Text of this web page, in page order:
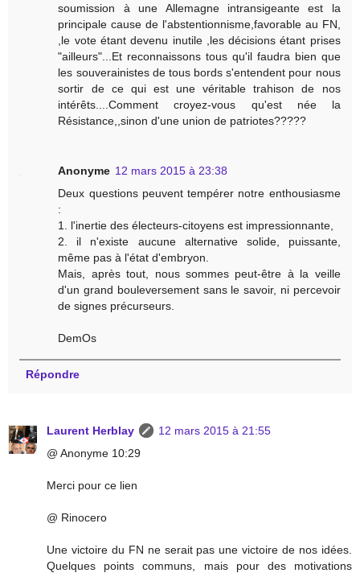
soumission à une Allemagne intransigeante est la
principale cause de l'abstentionnisme,favorable au FN,
,le vote étant devenu inutile ,les décisions étant prises
"ailleurs"...Et reconnaissons tous qu'il faudra bien que
les souverainistes de tous bords s'entendent pour nous
sortir de ce qui est une véritable trahison de nos
intérêts....Comment croyez-vous qu'est née la
Résistance,,sinon d'une union de patriotes?????
Anonyme 12 mars 2015 à 23:38
Deux questions peuvent tempérer notre enthousiasme
:
1. l'inertie des électeurs-citoyens est impressionnante,
2. il n'existe aucune alternative solide, puissante,
même pas à l'état d'embryon.
Mais, après tout, nous sommes peut-être à la veille
d'un grand bouleversement sans le savoir, ni percevoir
de signes précurseurs.
DemOs
Répondre
Laurent Herblay
12 mars 2015 à 21:55
@ Anonyme 10:29
Merci pour ce lien
@ Rinocero
Une victoire du FN ne serait pas une victoire de nos idées.
Quelques points communs, mais pour des motivations